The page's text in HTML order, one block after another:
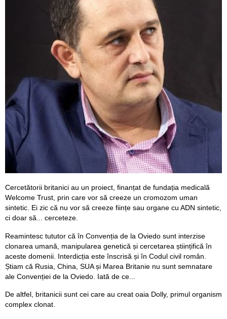
Cercetătorii britanici au un proiect, finanțat de fundația medicală
Welcome Trust, prin care vor să creeze un cromozom uman
sintetic. Ei zic că nu vor să creeze ființe sau organe cu ADN sintetic,
ci doar să... cerceteze.
Reamintesc tututor că în Convenția de la Oviedo sunt interzise
clonarea umană, manipularea genetică și cercetarea științifică în
aceste domenii. Interdicția este înscrisă și în Codul civil român.
Știam că Rusia, China, SUA și Marea Britanie nu sunt semnatare
ale Convenției de la Oviedo. Iată de ce...
De altfel, britanicii sunt cei care au creat oaia Dolly, primul organism
complex clonat.